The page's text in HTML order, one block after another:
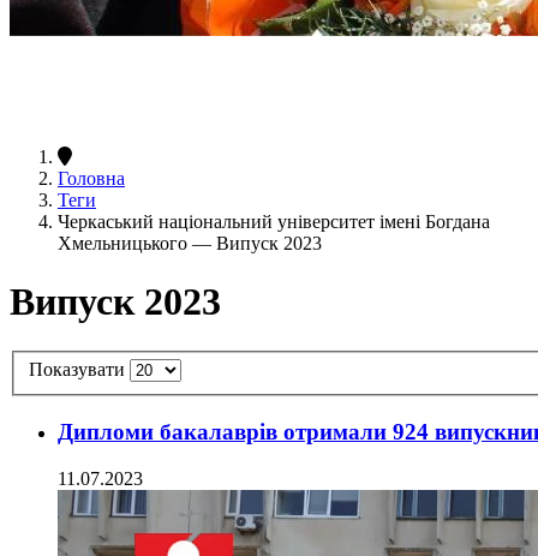
Головна
Теги
Черкаський національний університет імені Богдана
Хмельницького — Випуск 2023
Випуск 2023
Показувати
Дипломи бакалаврів отримали 924
11.07.2023